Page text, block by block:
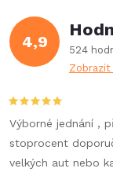
d
a
c
í
p
4,9
524
Zobrazit
Výborné jednání ,
stoprocent
velkých aut nebo